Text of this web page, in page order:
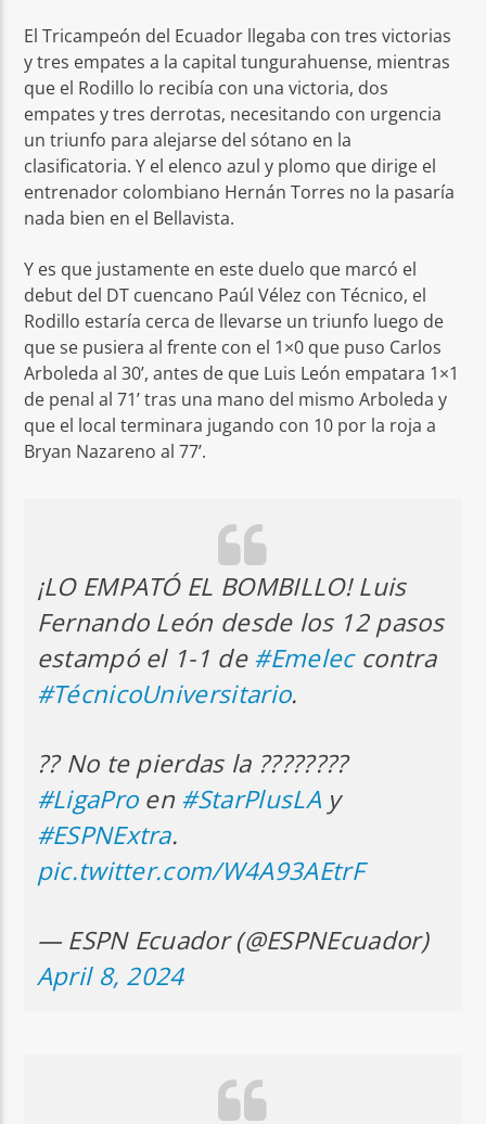
El Tricampeón del Ecuador llegaba con tres victorias
y tres empates a la capital tungurahuense, mientras
que el Rodillo lo recibía con una victoria, dos
empates y tres derrotas, necesitando con urgencia
un triunfo para alejarse del sótano en la
clasificatoria. Y el elenco azul y plomo que dirige el
entrenador colombiano Hernán Torres no la pasaría
nada bien en el Bellavista.
Y es que justamente en este duelo que marcó el
debut del DT cuencano Paúl Vélez con Técnico, el
Rodillo estaría cerca de llevarse un triunfo luego de
que se pusiera al frente con el 1×0 que puso Carlos
Arboleda al 30’, antes de que Luis León empatara 1×1
de penal al 71’ tras una mano del mismo Arboleda y
que el local terminara jugando con 10 por la roja a
Bryan Nazareno al 77’.
¡LO EMPATÓ EL BOMBILLO! Luis
Fernando León desde los 12 pasos
estampó el 1-1 de #Emeleccontra
#TécnicoUniversitario.
?? No te pierdas la ????????
#LigaProen #StarPlusLAy
#ESPNExtra.
pic.twitter.com/W4A93AEtrF
— ESPN Ecuador (@ESPNEcuador)
April 8, 2024